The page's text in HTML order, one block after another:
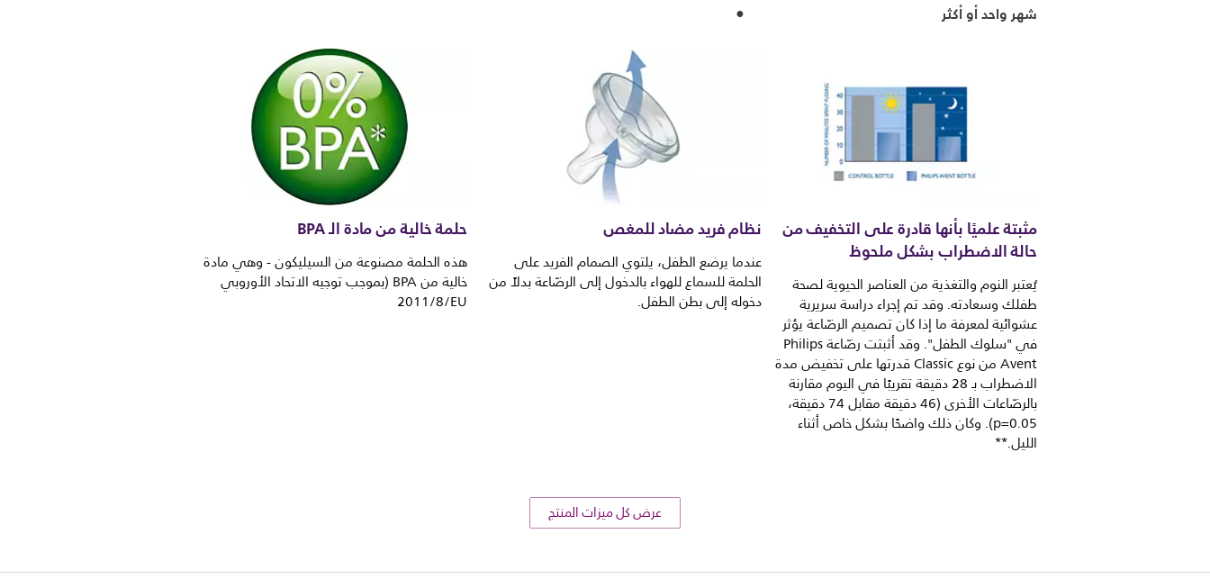
شهر واحد أو أكثر
مثبتة علميًا بأنها قادرة على التخفيف من
حالة الاضطراب بشكل ملحوظ
يُعتبر النوم والتغذية من العناصر الحيوية لصحة
طفلك وسعادته. وقد تم إجراء دراسة سريرية
عشوائية لمعرفة ما إذا كان تصميم الرضّاعة يؤثر
في "سلوك الطفل". وقد أثبتت رضّاعة Philips
Avent من نوع Classic قدرتها على تخفيض مدة
الاضطراب بـ 28 دقيقة تقريبًا في اليوم مقارنة
بالرضّاعات الأخرى (46 دقيقة مقابل 74 دقيقة،
p=0.05). وكان ذلك واضحًا بشكل خاص أثناء
الليل.**
نظام فريد مضاد للمغص
عندما يرضع الطفل، يلتوي الصمام الفريد على
الحلمة للسماع للهواء بالدخول إلى الرضّاعة بدلاً من
دخوله إلى بطن الطفل.
حلمة خالية من مادة الـ BPA
هذه الحلمة مصنوعة من السيليكون - وهي مادة
خالية من BPA (بموجب توجيه الاتحاد الأوروبي
2011‎/8/EU
عرض كل ميزات المنتج